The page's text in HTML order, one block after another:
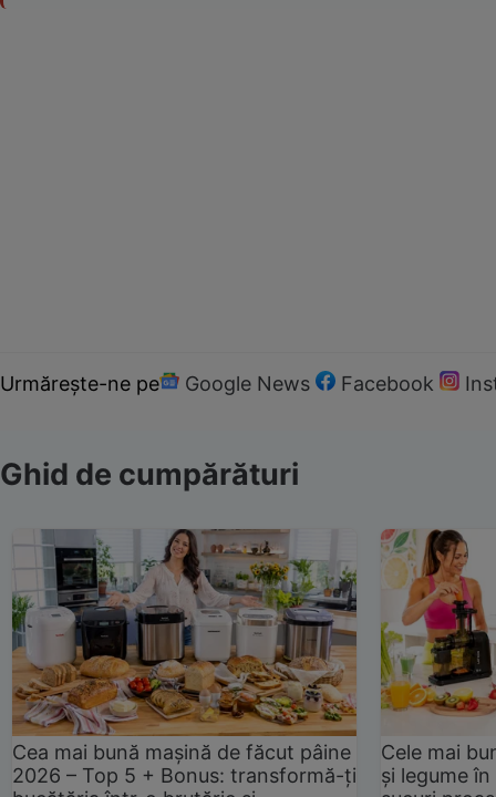
Urmărește-ne pe Google News Facebook
Ghid de cumpărături
Cea mai bună mașină de făcut pâine
2026 – Top 5 + Bonus: transformă-ți
Cele mai
și legume